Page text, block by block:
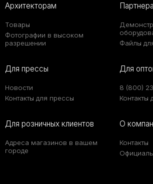
Архитекторам
Товары
Фотографии в высоком
разрешении
Файлы
Для прессы
Новости
Контакты для прессы
Для
8 (800)
Контакты
Для розничных клиентов
Адреса магазинов в вашем
городе
О
Контакты